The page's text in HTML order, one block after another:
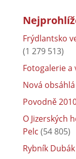
Frýdlantsko
(1 279 513)
Fotogalerie
Nová
Povodně
O Jizerských
Pelc (54 805)
Rybník